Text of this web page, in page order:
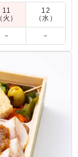
、デザートを
した、たん熊北
。
うという声
やすくてお
いる側のご
ないだろう
ンバー次第
11
（火）
12
（水）
－ －